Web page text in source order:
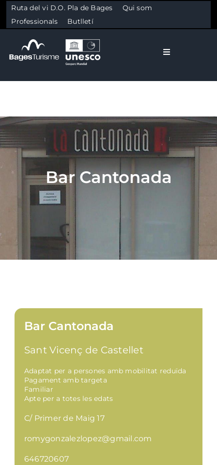
Skip to content
Ruta del vi D.O. Pla de Bages
Qui som
Professionals
Butlletí
Toggle
Cultura
Gastronomia
Planifica
Bar Cantonada
Bar Cantonada
Sant Vicenç de Castellet
Adaptat per a persones amb mobilitat reduïda
Pagament amb targeta
Familiar
Apte per a totes les edats
C/ Primer de Maig 17
romygonzalezlopez@gmail.com
646720607